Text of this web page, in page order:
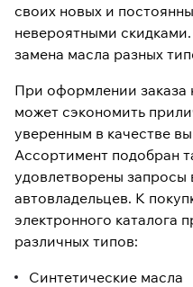
своих новых и
невероятными
замена масла разных
При оформлении заказа
может сэкономить
уверенным в качестве
Ассортимент подобран
удовлетворены запросы
автовладельцев. К
электронного каталога
различных типов:
Синтетические масла